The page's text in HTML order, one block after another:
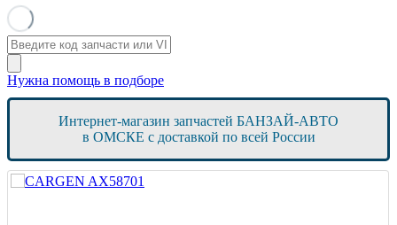
Нужна помощь в подборе
Интернет-магазин запчастей БАНЗАЙ-АВТО
в ОМСКЕ с доставкой по всей России